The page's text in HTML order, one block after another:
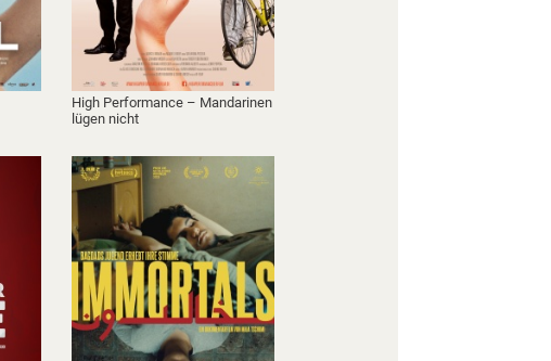
High Performance – Mandarinen
lügen nicht